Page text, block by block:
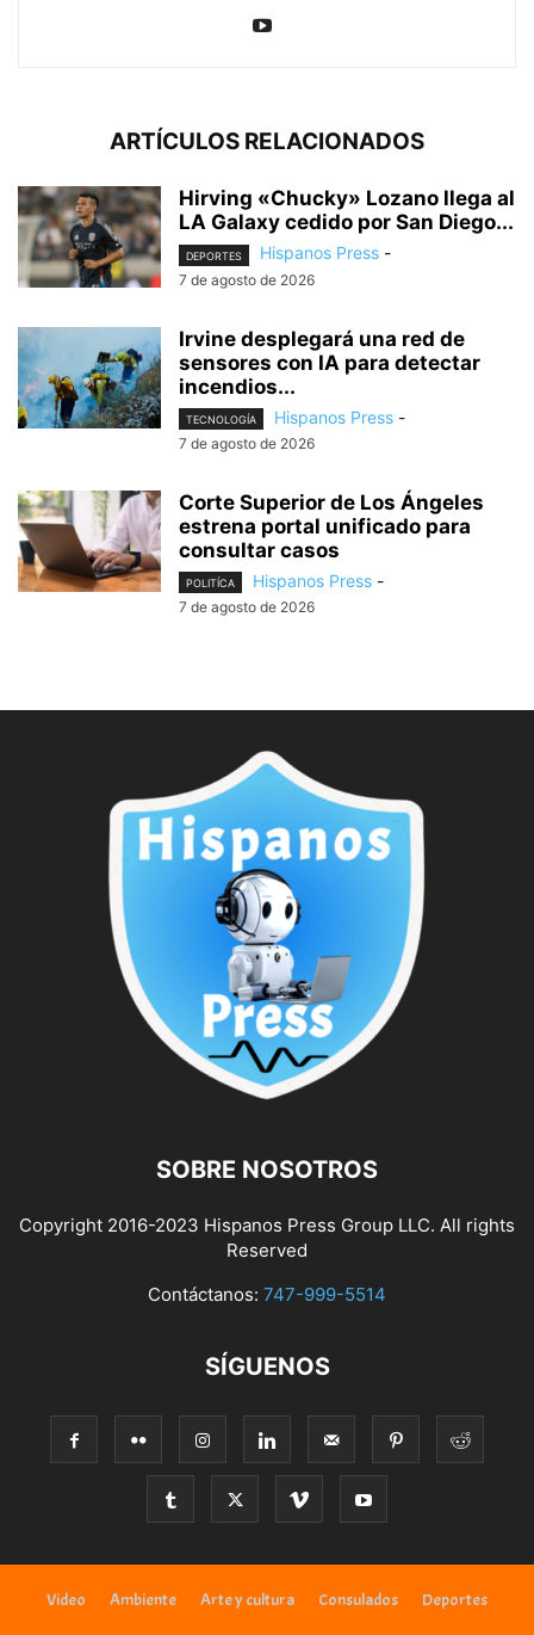
ARTÍCULOS RELACIONADOS
Hirving «Chucky» Lozano llega al
LA Galaxy cedido por San Diego...
DEPORTES Hispanos Press -
7 de agosto de 2026
Irvine desplegará una red de
sensores con IA para detectar
incendios...
TECNOLOGÍA Hispanos Press -
7 de agosto de 2026
Corte Superior de Los Ángeles
estrena portal unificado para
consultar casos
POLITÍCA Hispanos Press -
7 de agosto de 2026
SOBRE NOSOTROS
Copyright 2016-2023 Hispanos Press Group LLC. All rights
Reserved
Contáctanos: 747-999-5514
SÍGUENOS
Video Ambiente Arte y cultura Consulados Deportes